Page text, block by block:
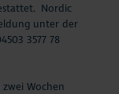
Nordic
unter der
3577 78
Wochen